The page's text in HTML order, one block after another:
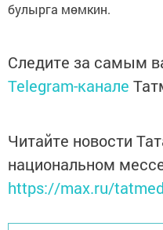
булырга мөмкин.
Следите за самым
Telegram-канале
Читайте новости
национальном
https://max.ru/